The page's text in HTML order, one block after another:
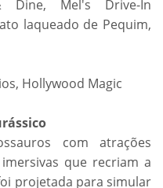
Dine, Mel's Drive-In
laqueado de Pequim,
Hollywood Magic
com atrações
que recriam a
projetada para simular